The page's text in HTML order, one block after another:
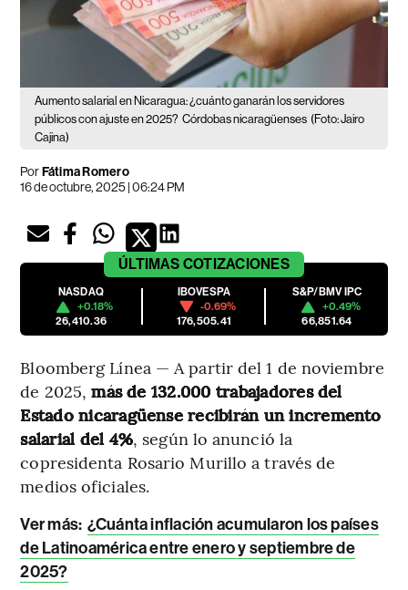
Aumento salarial en Nicaragua: ¿cuánto ganarán los servidores
públicos con ajuste en 2025? Córdobas nicaragüenses (Foto: Jairo
Cajina)
PorFátima Romero
16 de octubre, 2025 | 06:24 PM
ÚLTIMAS COTIZACIONES
NASDAQ
+0.18%
26,410.36
IBOVESPA
-0.69%
176,505.41
S&P/BMV IPC
+0.49%
66,851.64
Bloomberg Línea — A partir del 1 de noviembre
de 2025,más de 132.000 trabajadores del
Estado nicaragüense recibirán un incremento
salarial del 4%, según lo anunció la
copresidenta Rosario Murillo a través de
medios oficiales.
Ver más: ¿Cuánta inflación acumularon los países
de Latinoamérica entre enero y septiembre de
2025?